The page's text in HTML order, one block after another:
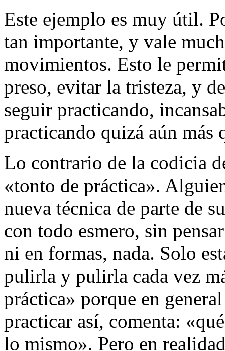
Este ejemplo es muy útil.
tan importante, y vale
movimientos. Esto le
preso, evitar la tristeza, y
seguir practicando,
practicando quizá aún más
Lo contrario de la codicia
«tonto de práctica».
nueva técnica de parte de
con todo esmero, sin
ni en formas, nada. Solo
pulirla y pulirla cada vez
práctica» porque en
practicar así, comenta:
lo mismo». Pero en